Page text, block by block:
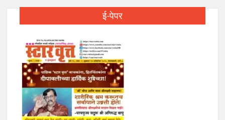
ई-पेपर